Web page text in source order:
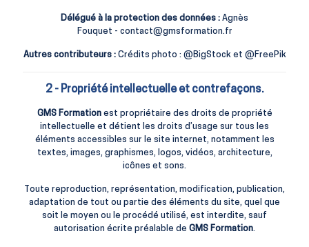
Délégué à la protection des données : Agnès
Fouquet - contact@gmsformation.fr
Autres contributeurs : Crédits photo : @BigStock et @FreePik
2 - Propriété intellectuelle et contrefaçons.
GMS Formationest propriétaire des droits de propriété
intellectuelle et détient les droits d’usage sur tous les
éléments accessibles sur le site internet, notamment les
textes, images, graphismes, logos, vidéos, architecture,
icônes et sons.
Toute reproduction, représentation, modification, publication,
adaptation de tout ou partie des éléments du site, quel que
soit le moyen ou le procédé utilisé, est interdite, sauf
autorisation écrite préalable de GMS Formation.